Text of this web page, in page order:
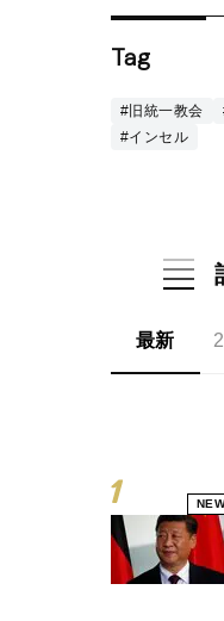
Tag
#旧統一教会
#インセル
最新